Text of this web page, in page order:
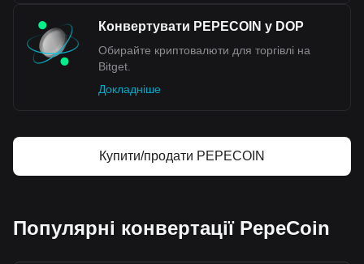
Конвертувати PEPECOIN у DOP
Обирайте криптовалюти для торгівлі на
Bitget.
Докладніше
Купити/продати PEPECOIN
Популярні конвертації PepeCoin